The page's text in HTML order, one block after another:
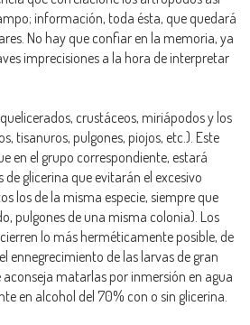
información, toda ésta, que quedará
No hay que confiar en la memoria, ya
imprecisiones a la hora de interpretar
crustáceos, miriápodos y los
tisanuros, pulgones, piojos, etc.). Este
en el grupo correspondiente, estará
glicerina que evitarán el excesivo
los de la misma especie, siempre que
pulgones de una misma colonia). Los
lo más herméticamente posible, de
ennegrecimiento de las larvas de gran
matarlas por inmersión en agua
en alcohol del 70% con o sin glicerina.